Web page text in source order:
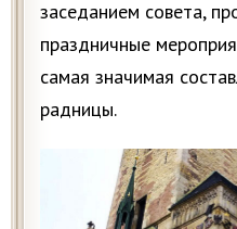
заседанием совета,
праздничные
самая значимая
радницы.